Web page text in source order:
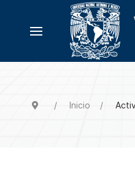
Inicio